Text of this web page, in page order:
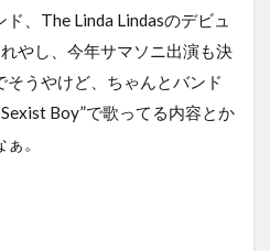
、The Linda Lindasのデビュ
やし、今年サマソニ出演も決
そうやけど、ちゃんとバンド
Boy”で歌ってる内容とか
。